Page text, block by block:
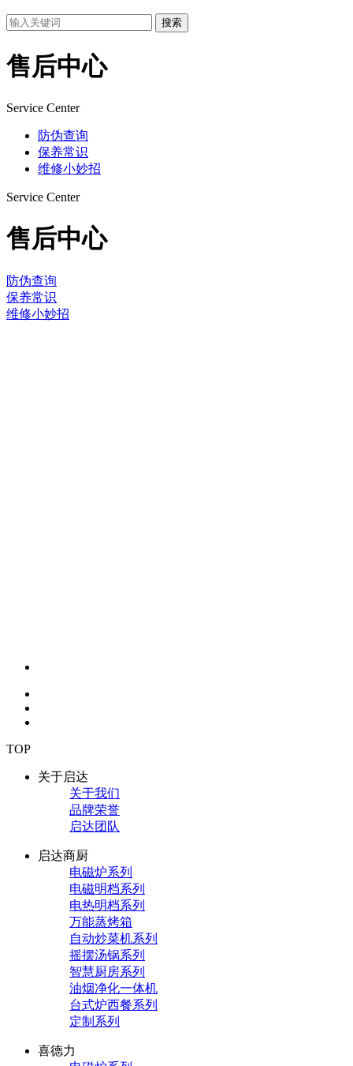
搜索
售后中心
Service Center
防伪查询
保养常识
维修小妙招
Service Center
售后中心
防伪查询
保养常识
维修小妙招
TOP
关于启达
关于我们
品牌荣誉
启达团队
启达商厨
电磁炉系列
电磁明档系列
电热明档系列
万能蒸烤箱
自动炒菜机系列
摇摆汤锅系列
智慧厨房系列
油烟净化一体机
台式炉西餐系列
定制系列
喜德力